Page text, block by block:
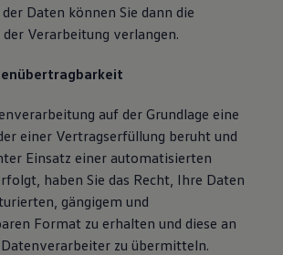
Daten können Sie dann die
Verarbeitung verlangen.
auf der Grundlage eine
einer Vertragserfüllung beruht und
Einsatz einer automatisierten
haben Sie das Recht, Ihre Daten
gängigem und
Format zu erhalten und diese an
zu übermitteln.